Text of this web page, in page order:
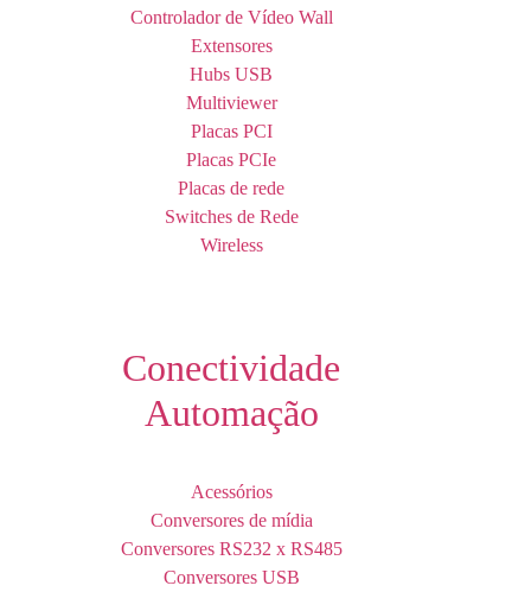
Controlador de Vídeo Wall
Extensores
Hubs USB
Multiviewer
Placas PCI
Placas PCIe
Placas de rede
Switches de Rede
Wireless
Conectividade
Automação
Acessórios
Conversores de mídia
Conversores RS232 x RS485
Conversores USB